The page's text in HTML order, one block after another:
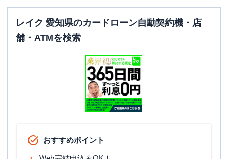
レイク 愛知県のカードローン自動契約機・店
舗・ATMを検索
おすすめポイント